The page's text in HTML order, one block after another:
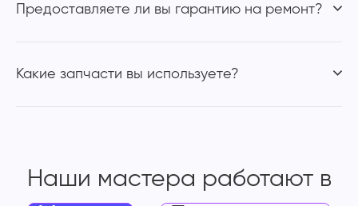
Предоставляете ли вы гарантию на ремонт?
Какие запчасти вы используете?
Наши мастера работают в